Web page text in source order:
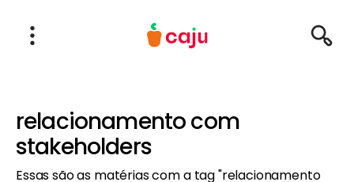
Menu Principal
Abrir Menu
relacionamento com
stakeholders
Essas são as matérias com a tag "relacionamento